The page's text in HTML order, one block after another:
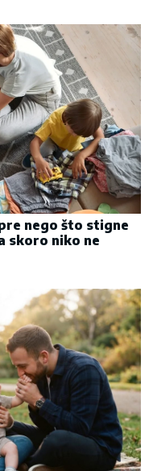
nego što stigne
skoro niko ne